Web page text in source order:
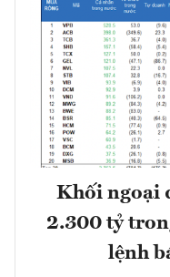
Khối ngoại
2.300 tỷ
lệnh